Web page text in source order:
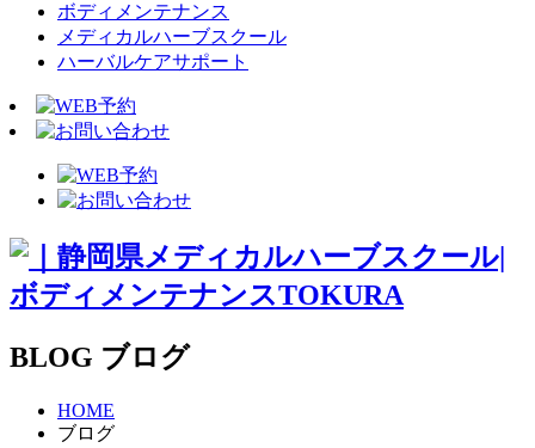
ボディメンテナンス
メディカルハーブスクール
ハーバルケアサポート
BLOG ブログ
HOME
ブログ